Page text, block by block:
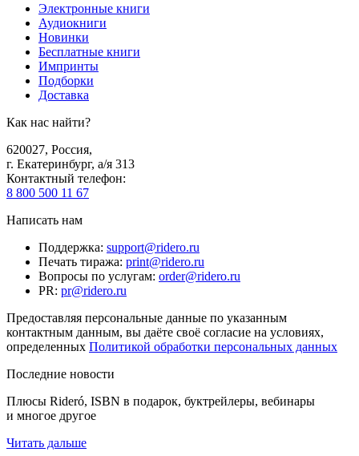
Электронные книги
Аудиокниги
Новинки
Бесплатные книги
Импринты
Подборки
Доставка
Как нас найти?
620027, Россия,
г. Екатеринбург, а/я 313
Контактный телефон:
8 800 500 11 67
Написать нам
Поддержка: support@ridero.ru
Печать тиража: print@ridero.ru
Вопросы по услугам: order@ridero.ru
PR: pr@ridero.ru
Предоставляя персональные данные по указанным
контактным данным, вы даёте своё согласие на условиях,
определенных Политикой обработки персональных данных
Последние новости
Плюсы Rideró, ISBN в подарок, буктрейлеры, вебинары
и многое другое
Читать дальше